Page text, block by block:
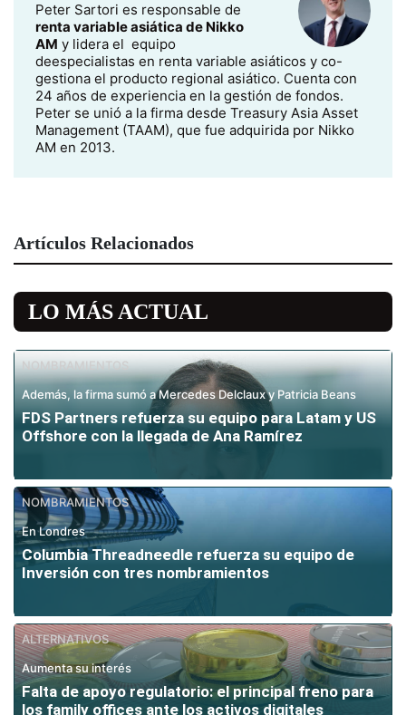
Peter Sartori es responsable de
renta variable asiática de Nikko
AM y lidera el equipo
deespecialistas en renta variable asiáticos y co-
gestiona el producto regional asiático. Cuenta con
24 años de experiencia en la gestión de fondos.
Peter se unió a la firma desde Treasury Asia Asset
Management (TAAM), que fue adquirida por Nikko
AM en 2013.
Artículos Relacionados
LO MÁS ACTUAL
NOMBRAMIENTOS
Además, la firma sumó a Mercedes Delclaux y Patricia Beans
FDS Partners refuerza su equipo para Latam y US
Offshore con la llegada de Ana Ramírez
NOMBRAMIENTOS
En Londres
Columbia Threadneedle refuerza su equipo de
Inversión con tres nombramientos
ALTERNATIVOS
Aumenta su interés
Falta de apoyo regulatorio: el principal freno para
los family offices ante los activos digitales